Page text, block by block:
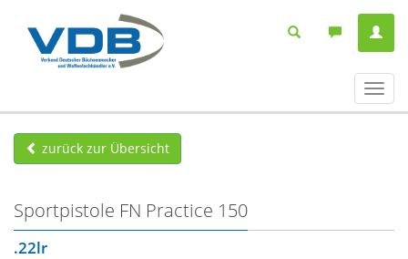
ein-/
zurück zur Übersicht
Sportpistole FN Practice 150
.22lr